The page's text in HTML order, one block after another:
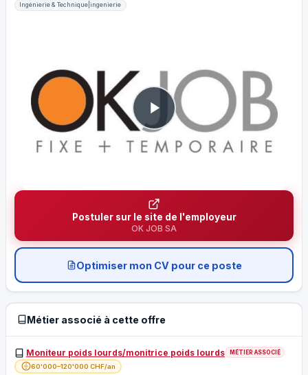
Ingénierie & Technique|ingenierie
Postuler sur le site de l'employeur
OK JOB SA
Optimiser mon CV pour ce poste
Métier associé à cette offre
Moniteur poids lourds/monitrice poids lourds MÉTIER ASSOCIÉ
60'000–120'000 CHF/an